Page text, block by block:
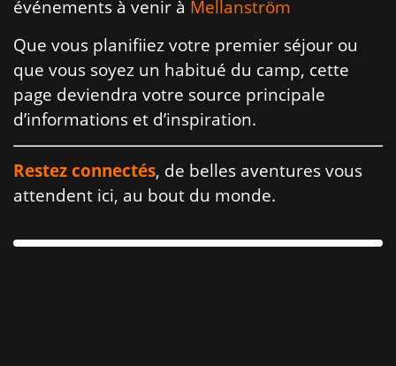
événements à venir à Mellanström
Que vous planifiiez votre premier séjour ou
que vous soyez un habitué du camp, cette
page deviendra votre source principale
d’informations et d’inspiration.
Restez connectés, de belles aventures vous
attendent ici, au bout du monde.